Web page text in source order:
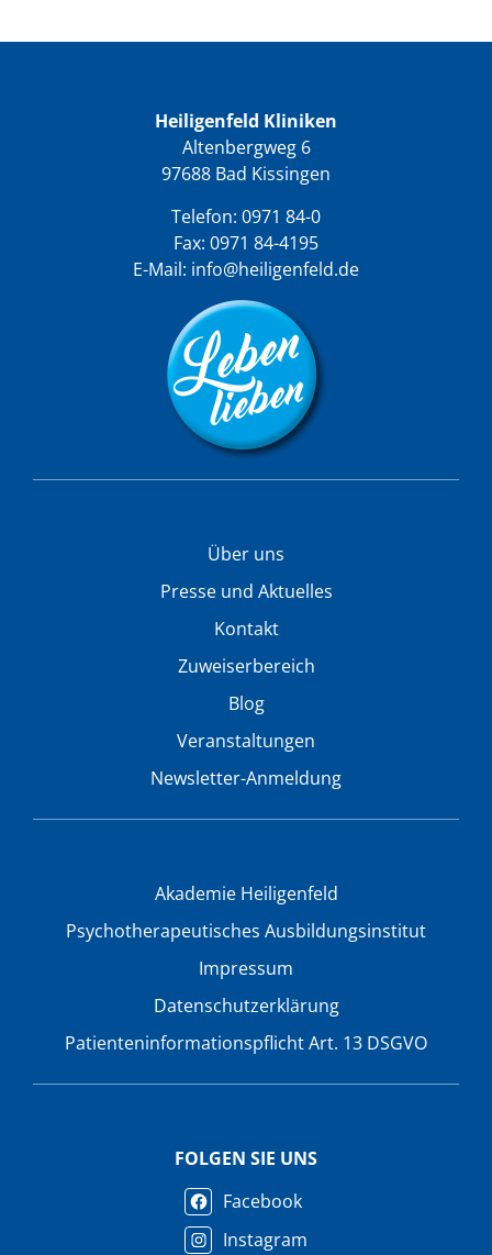
Heiligenfeld Kliniken
Altenbergweg 6
97688 Bad Kissingen
Telefon: 0971 84-0
Fax: 0971 84-4195
E-Mail: info@heiligenfeld.de
Über uns
Presse und Aktuelles
Kontakt
Zuweiserbereich
Blog
Veranstaltungen
Newsletter-Anmeldung
Akademie Heiligenfeld
Psychotherapeutisches Ausbildungsinstitut
Impressum
Datenschutzerklärung
Patienteninformationspflicht Art. 13 DSGVO
FOLGEN SIE UNS
Facebook
Instagram